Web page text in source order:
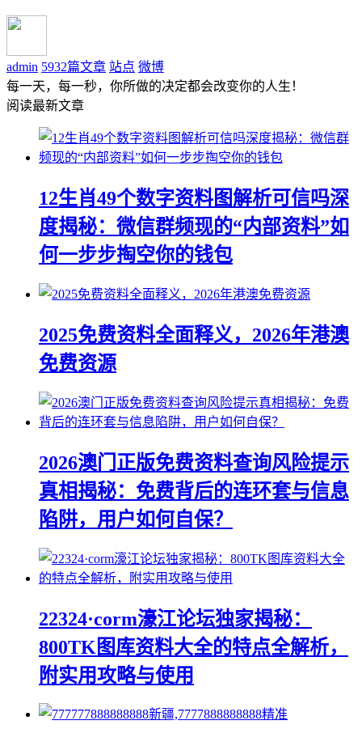
admin 5932篇文章 站点 微博
每一天，每一秒，你所做的决定都会改变你的人生！
阅读最新文章
12生肖49个数字资料图解析可信吗深
度揭秘：微信群频现的“内部资料”如
何一步步掏空你的钱包
2025免费资料全面释义，2026年港澳
免费资源
2026澳门正版免费资料查询风险提示
真相揭秘：免费背后的连环套与信息
陷阱，用户如何自保？
22324·corm濠江论坛独家揭秘：
800TK图库资料大全的特点全解析，
附实用攻略与使用